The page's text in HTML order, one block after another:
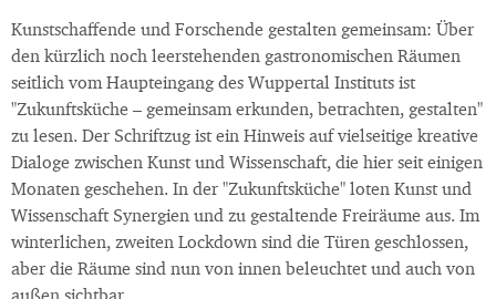
Kunstschaffende und Forschende gestalten gemeinsam: Über
den kürzlich noch leerstehenden gastronomischen Räumen
seitlich vom Haupteingang des Wuppertal Instituts ist
"Zukunftsküche – gemeinsam erkunden, betrachten, gestalten"
zu lesen. Der Schriftzug ist ein Hinweis auf vielseitige kreative
Dialoge zwischen Kunst und Wissenschaft, die hier seit einigen
Monaten geschehen. In der "Zukunftsküche" loten Kunst und
Wissenschaft Synergien und zu gestaltende Freiräume aus. Im
winterlichen, zweiten Lockdown sind die Türen geschlossen,
aber die Räume sind nun von innen beleuchtet und auch von